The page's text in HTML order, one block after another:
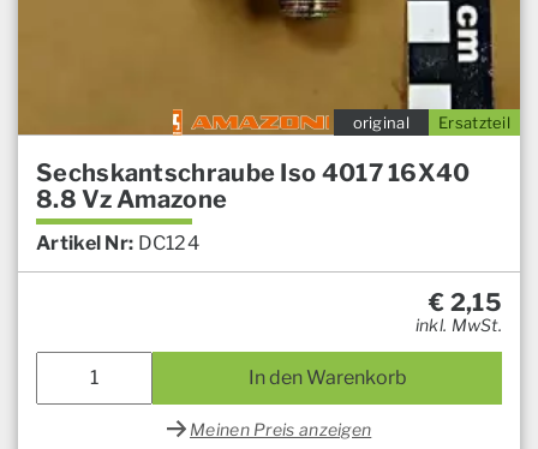
Ersatzteil
original
Sechskantschraube Iso 4017 16X40
8.8 Vz Amazone
Artikel Nr: DC124
€ 2,15
inkl. MwSt.
In den Warenkorb
Meinen Preis anzeigen